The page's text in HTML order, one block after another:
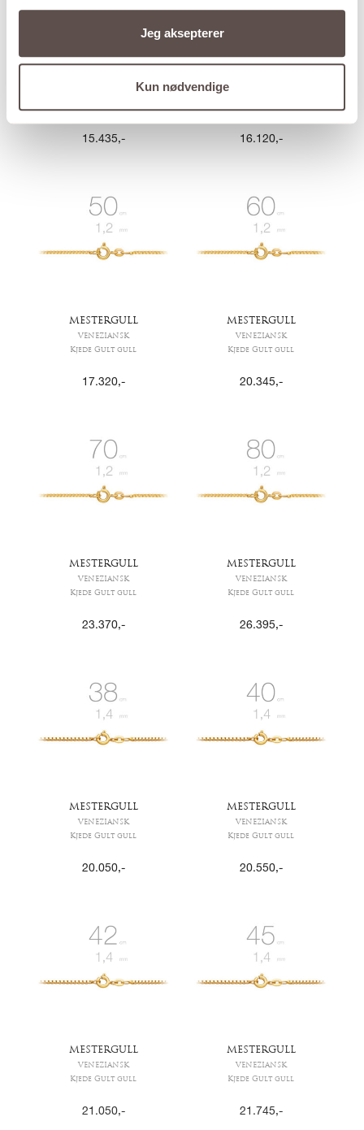
Jeg aksepterer
Kun nødvendige
15.435,- 16.120,-
MESTERGULL
VENEZIANSK
Kjede Gult gull
17.320,-
MESTERGULL
VENEZIANSK
Kjede Gult gull
20.345,-
MESTERGULL
VENEZIANSK
Kjede Gult gull
23.370,-
MESTERGULL
VENEZIANSK
Kjede Gult gull
26.395,-
MESTERGULL
VENEZIANSK
Kjede Gult gull
20.050,-
MESTERGULL
VENEZIANSK
Kjede Gult gull
20.550,-
MESTERGULL
VENEZIANSK
Kjede Gult gull
21.050,-
MESTERGULL
VENEZIANSK
Kjede Gult gull
21.745,-